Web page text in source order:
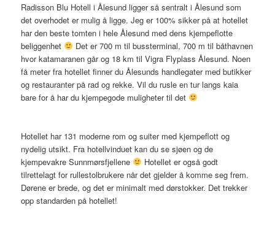
Radisson Blu Hotell i Ålesund ligger så sentralt i Ålesund som
det overhodet er mulig å ligge. Jeg er 100% sikker på at hotellet
har den beste tomten i hele Ålesund med dens kjempeflotte
beliggenhet
Det er 700 m til bussterminal, 700 m til båthavnen
hvor katamaranen går og 18 km til Vigra Flyplass Ålesund. Noen
få meter fra hotellet finner du Ålesunds handlegater med butikker
og restauranter på rad og rekke. Vil du rusle en tur langs kaia
bare for å har du kjempegode muligheter til det
Hotellet har 131 moderne rom og suiter med kjempeflott og
nydelig utsikt. Fra hotellvinduet kan du se sjøen og de
kjempevakre Sunnmørsfjellene
Hotellet er også godt
tilrettelagt for rullestolbrukere når det gjelder å komme seg frem.
Dørene er brede, og det er minimalt med dørstokker. Det trekker
opp standarden på hotellet!